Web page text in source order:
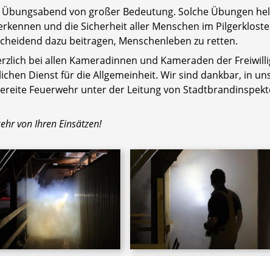
von großer Bedeutung. Solche Übungen
und die Sicherheit aller Menschen im
dazu beitragen, Menschenleben zu retten.
bei allen Kameradinnen und Kameraden der
Dienst für die Allgemeinheit. Wir sind dankbar, in
Feuerwehr unter der Leitung von
von Ihren Einsätzen!